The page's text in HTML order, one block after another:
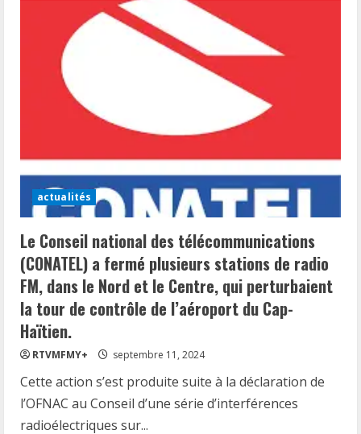
campagne
présidentielle
américaine
entre
D.
Trump
actualités
Le Conseil national des télécommunications
(CONATEL) a fermé plusieurs stations de radio
FM, dans le Nord et le Centre, qui perturbaient
la tour de contrôle de l’aéroport du Cap-
Haïtien.
RTVMFMY+ septembre 11, 2024
Cette action s’est produite suite à la déclaration de
l’OFNAC au Conseil d’une série d’interférences
radioélectriques sur...